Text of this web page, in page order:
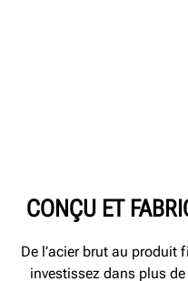
CONÇU ET
De l’acier brut au produit
investissez dans plus